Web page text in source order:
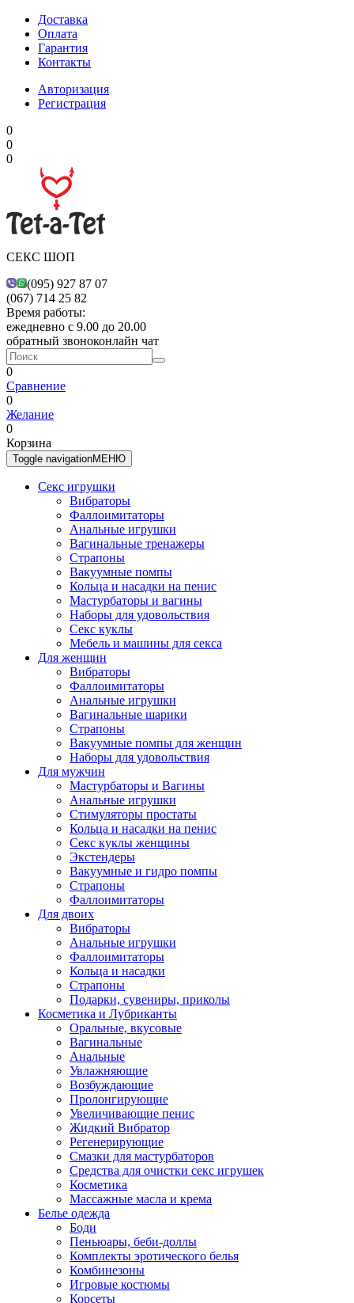
Доставка
Оплата
Гарантия
Контакты
Авторизация
Регистрация
0
0
0
СЕКС ШОП
(095) 927 87 07
(067) 714 25 82
Время работы:
ежедневно с 9.00 до 20.00
обратный звоноконлайн чат
0
Сравнение
0
Желание
0
Корзина
Toggle navigationМЕНЮ
Секс игрушки
Вибраторы
Фаллоимитаторы
Анальные игрушки
Вагинальные тренажеры
Страпоны
Вакуумные помпы
Кольца и насадки на пенис
Мастурбаторы и вагины
Наборы для удовольствия
Секс куклы
Мебель и машины для секса
Для женщин
Вибраторы
Фаллоимитаторы
Анальные игрушки
Вагинальные шарики
Страпоны
Вакуумные помпы для женщин
Наборы для удовольствия
Для мужчин
Мастурбаторы и Вагины
Анальные игрушки
Стимуляторы простаты
Кольца и насадки на пенис
Секс куклы женщины
Экстендеры
Вакуумные и гидро помпы
Страпоны
Фаллоимитаторы
Для двоих
Вибраторы
Анальные игрушки
Фаллоимитаторы
Кольца и насадки
Страпоны
Подарки, сувениры, приколы
Косметика и Лубриканты
Оральные, вкусовые
Вагинальные
Анальные
Увлажняющие
Возбуждающие
Пролонгирующие
Увеличивающие пенис
Жидкий Вибратор
Регенерирующие
Смазки для мастурбаторов
Средства для очистки секс игрушек
Косметика
Массажные масла и крема
Белье одежда
Боди
Пеньюары, беби-доллы
Комплекты эротического белья
Комбинезоны
Игровые костюмы
Корсеты